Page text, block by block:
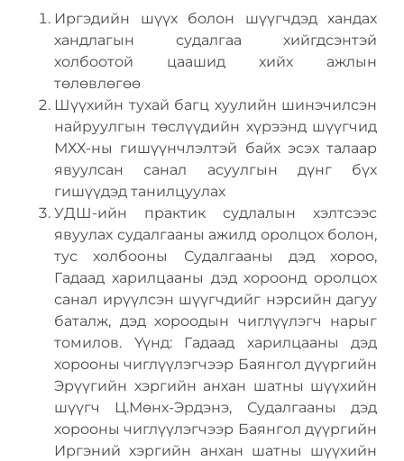
Иргэдийн шүүх болон шүүгчдэд хандах
хандлагын судалгаа хийгдсэнтэй
холбоотой цаашид хийх ажлын
төлөвлөгөө
Шүүхийн тухай багц хуулийн шинэчилсэн
найруулгын төслүүдийн хүрээнд шүүгчид
МХХ-ны гишүүнчлэлтэй байх эсэх талаар
явуулсан санал асуулгын дүнг бүх
гишүүдэд танилцуулах
УДШ-ийн практик судлалын хэлтсээс
явуулах судалгааны ажилд оролцох болон,
тус холбооны Судалгааны дэд хороо,
Гадаад харилцааны дэд хороонд оролцох
санал ирүүлсэн шүүгчдийг нэрсийн дагуу
баталж, дэд хороодын чиглүүлэгч нарыг
томилов. Үүнд: Гадаад харилцааны дэд
хорооны чиглүүлэгчээр Баянгол дүүргийн
Эрүүгийн хэргийн анхан шатны шүүхийн
шүүгч Ц.Мөнх-Эрдэнэ, Судалгааны дэд
хорооны чиглүүлэгчээр Баянгол дүүргийн
Иргэний хэргийн анхан шатны шүүхийн